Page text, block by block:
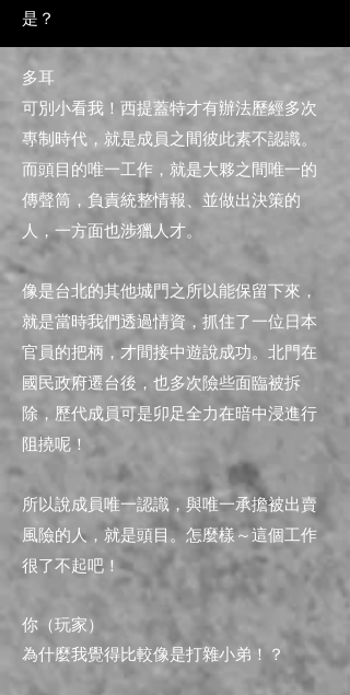
是？
多耳
​可別小看我！ 西提蓋特才有辦法歷經多次
專制時代，就是成員之間彼此素不認識。
而頭目的唯一工作，就是大夥之間唯一的
傳聲筒，負責統整情報、並做出決策的
人，一方面也涉獵人才。
像是台北的​其他城門之所以能保留下來，
就是當時我們透過情資，抓住了一位日本
官員的把柄，才間接中遊說成功。北門在
國民政府遷台後，也多次險些面臨被拆
除，歷代成員可是卯足全力在暗中浸進行
阻撓呢！
所以說成員唯一認識，與唯一承擔被出賣
風險的人，就是頭目。怎麼樣～這個工作
很了不起吧！
你（玩家）
為什麼我覺得比較像是打雜小弟！？